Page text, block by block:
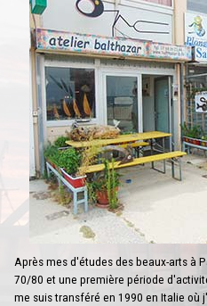
Après mes d'études des beaux-arts à
70/80 et une première période
me suis transféré en 1990 en Italie où